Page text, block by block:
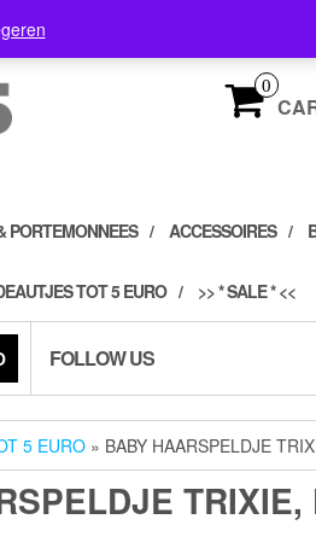
0
PORTEMONNEES ACCESSOIRES
TOT 5 EURO >> * SALE * <<
FOLLOW US
5 EURO » BABY HAARSPELDJE